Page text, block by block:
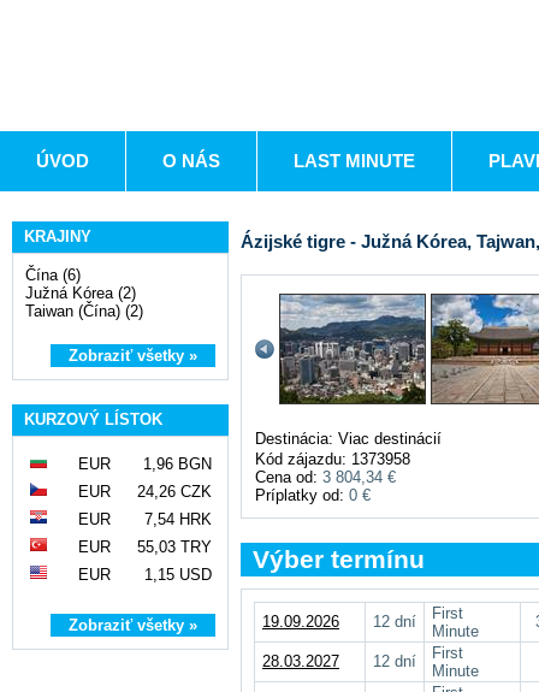
ÚVOD O NÁS LAST MINUTE
KRAJINY
Čína (6)
Južná Kórea (2)
Taiwan (Čína) (2)
Zobraziť všetky »
KURZOVÝ LÍSTOK
EUR
1,96 BGN
EUR
24,26 CZK
EUR
7,54 HRK
EUR
55,03 TRY
EUR
1,15 USD
Zobraziť všetky »
Ázijské tigre - Južná Kórea,
Destinácia: Viac destinácií
Kód zájazdu: 1373958
Cena od: 3 804,34 €
Príplatky od: 0 €
Výber termínu
19.09.2026 12 dní
First
Minute
28.03.2027 12 dní
First
Minute